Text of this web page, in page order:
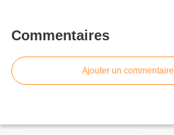
Commentaires
Ajouter un commentaire